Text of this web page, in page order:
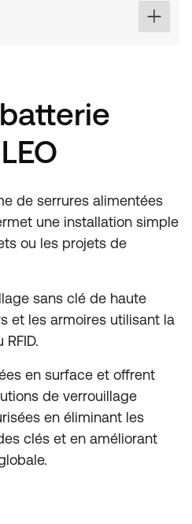
de serrures alimentées
une installation simple
ou les projets de
sans clé de haute
et les armoires utilisant la
en surface et offrent
de verrouillage
en éliminant les
clés et en améliorant